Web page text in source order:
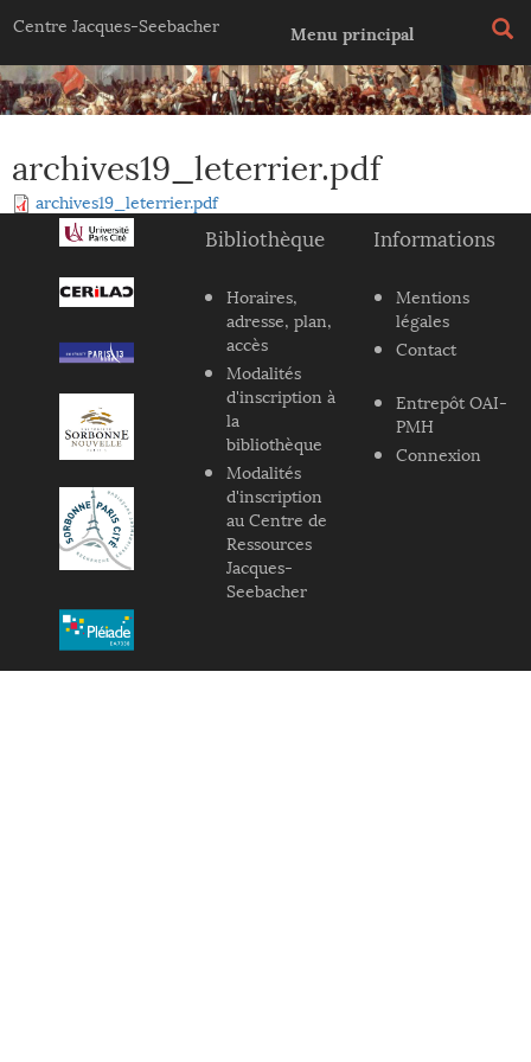
Centre Jacques-Seebacher Menu principal
archives19_leterrier.pdf
archives19_leterrier.pdf
Bibliothèque
Horaires,
adresse, plan,
accès
Modalités
d'inscription à
la
bibliothèque
Modalités
d'inscription
au Centre de
Ressources
Jacques-
Seebacher
Informations
Mentions
légales
Contact
Entrepôt OAI-
PMH
Connexion